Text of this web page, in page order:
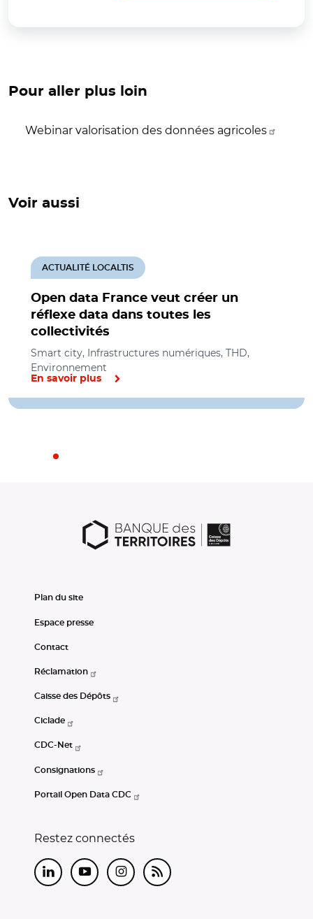
Pour aller plus loin
Webinar valorisation des données agricoles
Voir aussi
Open data France veut créer un
réflexe data dans toutes les
collectivités
ACTUALITÉ LOCALTIS
Smart city, Infrastructures numériques, THD,
Environnement
En savoir plus
Plan du site
Espace presse
Contact
Réclamation
Caisse des Dépôts
Ciclade
CDC-Net
Consignations
Portail Open Data CDC
Restez connectés
LinkedInYoutubeInstagram
RSS